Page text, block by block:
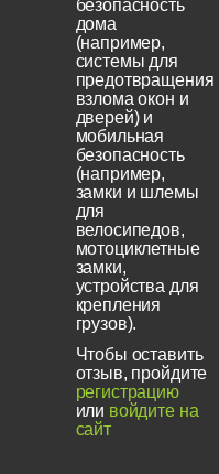
безопасность
дома
(например,
системы для
предотвращения
взлома окон и
дверей) и
мобильная
безопасность
(например,
замки и шлемы
для
велосипедов,
мотоциклетные
замки,
устройства для
крепления
грузов).
Чтобы оставить
отзыв, пройдите
регистрацию
или войдите на
сайт